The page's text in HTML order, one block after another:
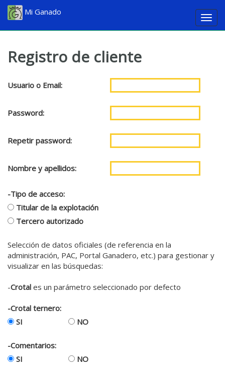
Mi Ganado
Registro de cliente
Usuario o Email:
Password:
Repetir password:
Nombre y apellidos:
-Tipo de acceso:
Titular de la explotación
Tercero autorizado
Selección de datos oficiales (de referencia en la
administración, PAC, Portal Ganadero, etc.) para gestionar y
visualizar en las búsquedas:
-Crotal es un parámetro seleccionado por defecto
-Crotal ternero:
SI
NO
-Comentarios:
SI
NO